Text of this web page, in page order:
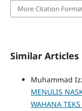
More Citation
Similar Articles
Muhammad
MENULIS
WAHANA